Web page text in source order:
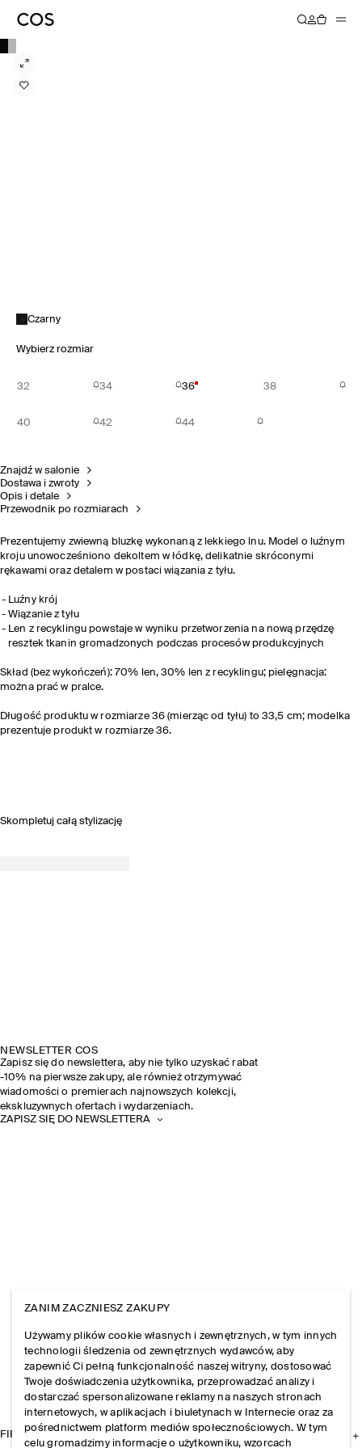
Czarny
Wybierz rozmiar
32 34 36 38
40 42 44
Znajdź w salonie
Dostawa i zwroty
Opis i detale
Przewodnik po rozmiarach
Prezentujemy zwiewną bluzkę wykonaną z lekkiego lnu. Model o luźnym
kroju unowocześniono dekoltem w łódkę, delikatnie skróconymi
rękawami oraz detalem w postaci wiązania z tyłu.
Luźny krój
Wiązanie z tyłu
Len z recyklingu powstaje w wyniku przetworzenia na nową przędzę
resztek tkanin gromadzonych podczas procesów produkcyjnych
Skład (bez wykończeń): 70% len, 30% len z recyklingu; pielęgnacja:
można prać w pralce.
Długość produktu w rozmiarze 36 (mierząc od tyłu) to 33,5 cm; modelka
prezentuje produkt w rozmiarze 36.
Skompletuj całą stylizację
NEWSLETTER COS
Zapisz się do newslettera, aby nie tylko uzyskać rabat
-10% na pierwsze zakupy, ale również otrzymywać
wiadomości o premierach najnowszych kolekcji,
ekskluzywnych ofertach i wydarzeniach.
ZAPISZ SIĘ DO NEWSLETTERA
FIRMA
ZANIM ZACZNIESZ ZAKUPY
Używamy plików cookie własnych i zewnętrznych, w tym innych
technologii śledzenia od zewnętrznych wydawców, aby
zapewnić Ci pełną funkcjonalność naszej witryny, dostosować
Twoje doświadczenia użytkownika, przeprowadzać analizy i
dostarczać spersonalizowane reklamy na naszych stronach
internetowych, w aplikacjach i biuletynach w Internecie oraz za
pośrednictwem platform mediów społecznościowych. W tym
celu gromadzimy informacje o użytkowniku, wzorcach